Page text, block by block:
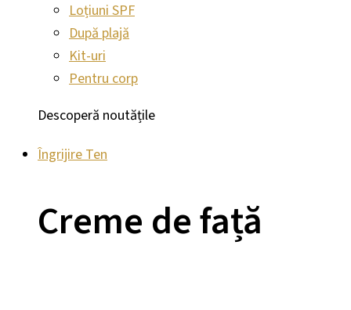
Loțiuni SPF
După plajă
Kit-uri
Pentru corp
Descoperă noutățile
Îngrijire Ten
Creme de față